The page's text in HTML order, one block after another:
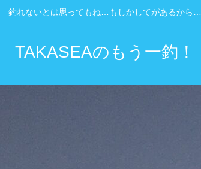
釣れないとは思ってもね…もしかしてがあるから…
TAKASEAのもう一釣！